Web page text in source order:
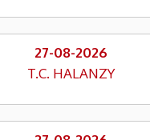
27-08-2026
T.C. HALANZY